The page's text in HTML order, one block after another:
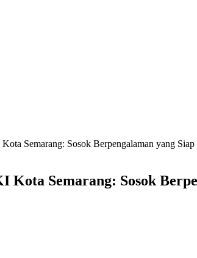
Semarang: Sosok Berpengalaman yang
Semarang: Sosok